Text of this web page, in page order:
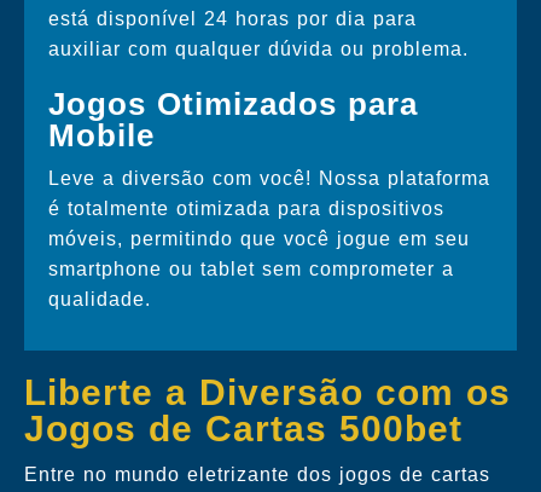
está disponível 24 horas por dia para
auxiliar com qualquer dúvida ou problema.
Jogos Otimizados para
Mobile
Leve a diversão com você! Nossa plataforma
é totalmente otimizada para dispositivos
móveis, permitindo que você jogue em seu
smartphone ou tablet sem comprometer a
qualidade.
Liberte a Diversão com os
Jogos de Cartas 500bet
Entre no mundo eletrizante dos jogos de cartas